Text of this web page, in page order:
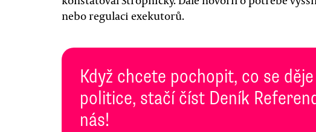
nebo regulaci exekutorů.
Když chcete pochopit, co se
politice, stačí číst Deník
nás!